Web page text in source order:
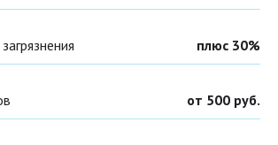
плюс 30%
от 500 руб.